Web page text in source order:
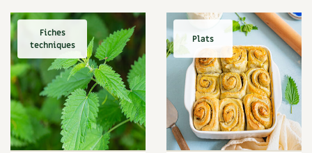
Nourriture
Nuisibles
Numérique
Nutriments
Observation
Œuf
Oignon
Oiseaux
Olivier
Fiches
techniques
Plats